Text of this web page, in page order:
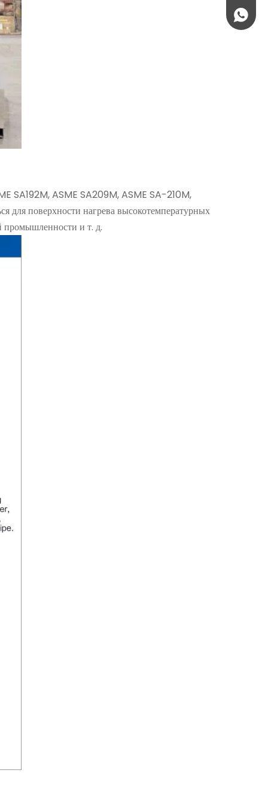
SA192M, ASME SA209M, ASME SA-210M,
поверхности нагрева высокотемпературных
промышленности и т. д.
+86-